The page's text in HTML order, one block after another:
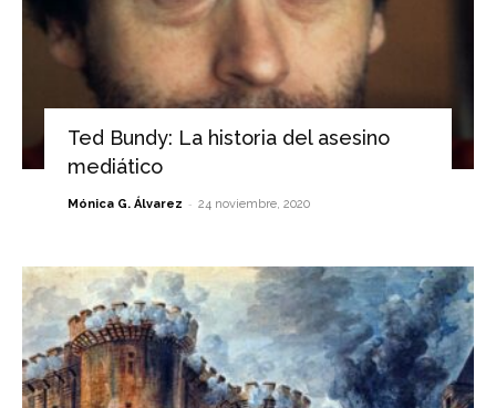
Ted Bundy: La historia del asesino
mediático
Mónica G. Álvarez - 24 noviembre, 2020